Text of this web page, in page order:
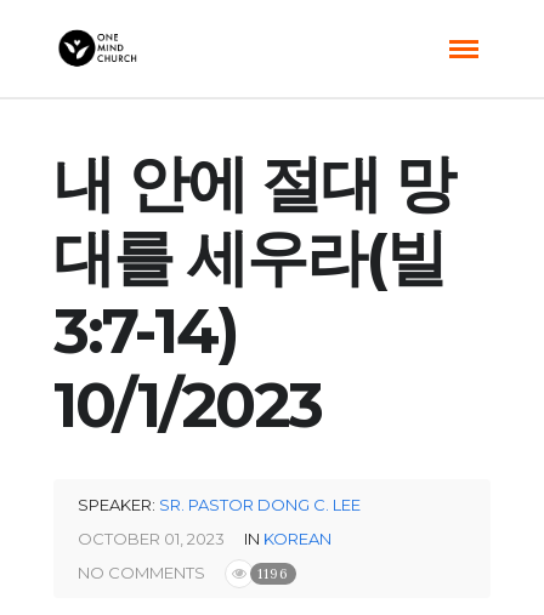
내 안에 절대 망
대를 세우라(빌
3:7-14)
10/1/2023
SPEAKER: SR. PASTOR DONG C. LEE
OCTOBER 01, 2023
IN KOREAN
NO COMMENTS
1196